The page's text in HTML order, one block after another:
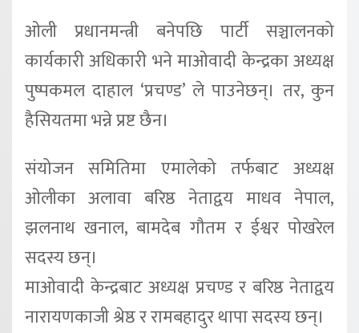
ओली प्रधानमन्त्री बनेपछि पार्टी सञ्चालनको
कार्यकारी अधिकारी भने माओवादी केन्द्रका अध्यक्ष
पुष्पकमल दाहाल ‘प्रचण्ड’ ले पाउनेछन्। तर, कुन
हैसियतमा भन्ने प्रष्ट छैन।
संयोजन समितिमा एमालेको तर्फबाट अध्यक्ष
ओलीका अलावा बरिष्ठ नेताद्वय माधव नेपाल,
झलनाथ खनाल, बामदेब गौतम र ईश्वर पोखरेल
सदस्य छन्।
माओवादी केन्द्रबाट अध्यक्ष प्रचण्ड र बरिष्ठ नेताद्वय
नारायणकाजी श्रेष्ठ र रामबहादुर थापा सदस्य छन्।